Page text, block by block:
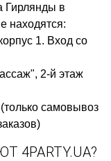
Гирлянды в
находятся:
1. Вход со
2-й этаж
самовывоз